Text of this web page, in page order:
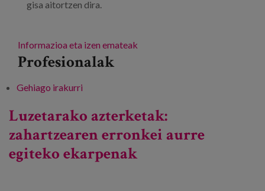
gisa aitortzen dira.
Informazioa eta izen emateak
Profesionalak
Gehiago irakurri
komunitatea eta esperientziak -ri buruz
Luzetarako azterketak:
zahartzearen erronkei aurre
egiteko ekarpenak